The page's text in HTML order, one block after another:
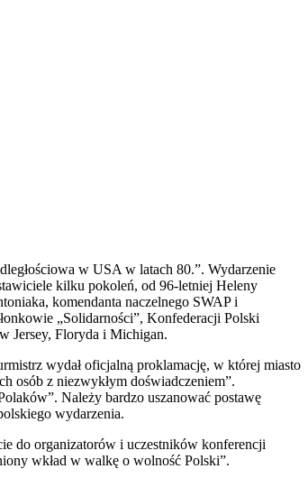
w USA w latach 80.”. Wydarzenie
kilku pokoleń, od 96-letniej Heleny
komendanta naczelnego SWAP i
„Solidarności”, Konfederacji Polski
Jersey, Floryda i Michigan.
wydał oficjalną proklamację, w której miasto
osób z niezwykłym doświadczeniem”.
Należy bardzo uszanować postawę
wydarzenia.
do organizatorów i uczestników konferencji
wkład w walkę o wolność Polski”.